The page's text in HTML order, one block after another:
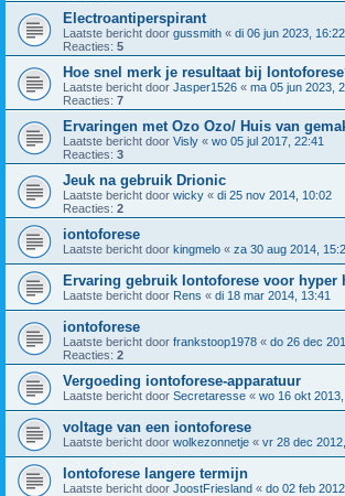
Electroantiperspirant
Laatste bericht door gussmith « di 06 jun 2023, 16:22
Reacties: 5
Hoe snel merk je resultaat bij
Laatste bericht door Jasper1526 « ma 05 jun 2023,
Reacties: 7
Ervaringen met Ozo Ozo/ Huis van
Laatste bericht door Visly « wo 05 jul 2017, 22:41
Reacties: 3
Jeuk na gebruik Drionic
Laatste bericht door wicky « di 25 nov 2014, 10:02
Reacties: 2
iontoforese
Laatste bericht door kingmelo « za 30 aug 2014,
Ervaring gebruik Iontoforese voor
Laatste bericht door Rens « di 18 mar 2014, 13:41
iontoforese
Laatste bericht door frankstoop1978 « do 26 dec
Reacties: 2
Vergoeding iontoforese-apparatuur
Laatste bericht door Secretaresse « wo 16 okt 2013,
voltage van een iontoforese
Laatste bericht door wolkezonnetje « vr 28 dec
Iontoforese langere termijn
Laatste bericht door JoostFriesland « do 02 feb